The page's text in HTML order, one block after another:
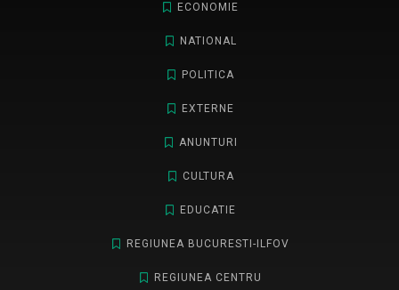
ECONOMIE
NATIONAL
POLITICA
EXTERNE
ANUNTURI
CULTURA
EDUCATIE
REGIUNEA BUCURESTI-ILFOV
REGIUNEA CENTRU